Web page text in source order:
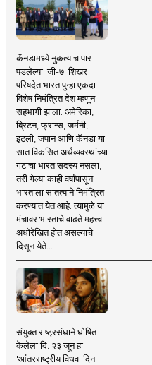
कॅनडामध्ये नुकत्याच पार
पडलेल्या 'जी-७' शिखर
परिषदेत भारत पुन्हा एकदा
विशेष निमंत्रित देश म्हणून
सहभागी झाला. अमेरिका,
ब्रिटन, फ्रान्स, जर्मनी,
इटली, जपान आणि कॅनडा या
सात विकसित अर्थव्यवस्थांच्या
गटाचा भारत सदस्य नसला,
तरी गेल्या काही वर्षांपासून
भारताला सातत्याने निमंत्रित
करण्यात येत आहे. त्यामुळे या
मंचावर भारताचे वाढते महत्त्व
अधोरेखित होत असल्याचे
दिसून येते...
संयुक्त राष्ट्रसंघाने घोषित
केलेला दि. २३ जून हा
'आंतरराष्ट्रीय विधवा दिन'